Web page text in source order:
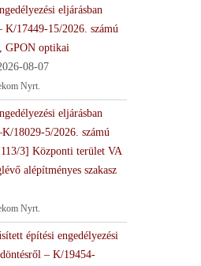
eljárásban
K/17449-15/2026. számú
GPON optikai
08-07
Nyrt.
eljárásban
18029-5/2026. számú
3] Központi terület VA
alépítményes szakasz
Nyrt.
építési engedélyezési
– K/19454-